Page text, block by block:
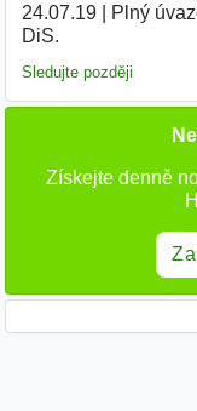
24.07.19| Plný
DiS.
Sledujte později
Získejte denně